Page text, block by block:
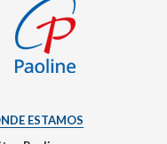
ESTAMOS